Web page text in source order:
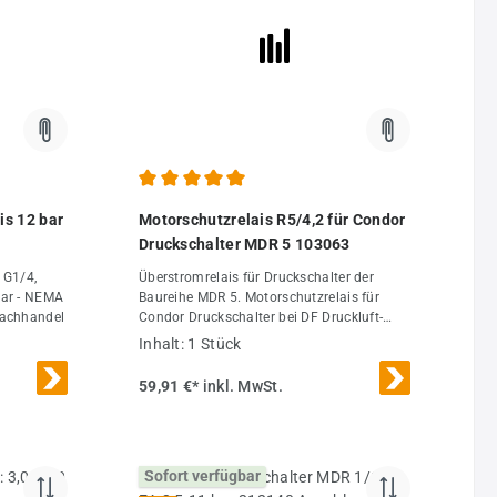
des
Ue
2,5
500
12 bar
4,
- NEMA
Motorschutzrelais R5/4,2 für Condor
Druckschalter MDR 5 103063
Überstromrelais für Druckschalter der
Baureihe MDR 5. Motorschutzrelais für
Condor Druckschalter bei DF Druckluft-
Fachhandel.
Inhalt: 1 Stück
59,91 €* inkl. MwSt.
Sofort verfügbar